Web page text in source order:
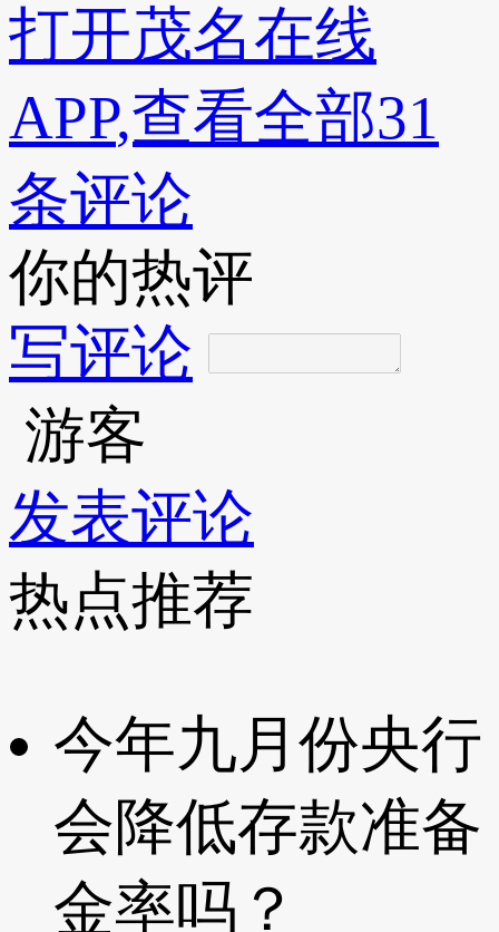
打开茂名在线
APP,查看全部31
条评论
你的热评
写评论
游客
发表评论
热点推荐
今年九月份央行
会降低存款准备
金率吗？